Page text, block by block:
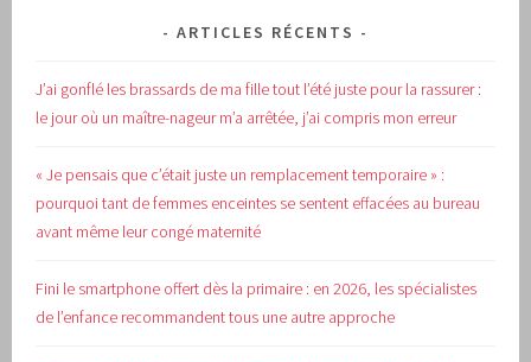
ARTICLES RÉCENTS
J’ai gonflé les brassards de ma fille tout l’été juste pour la rassurer :
le jour où un maître-nageur m’a arrêtée, j’ai compris mon erreur
« Je pensais que c’était juste un remplacement temporaire » :
pourquoi tant de femmes enceintes se sentent effacées au bureau
avant même leur congé maternité
Fini le smartphone offert dès la primaire : en 2026, les spécialistes
de l’enfance recommandent tous une autre approche